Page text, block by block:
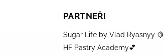
PARTNEŘI
Sugar Life by Vlad Ryasnyy 🍋
HF Pastry Academy💕